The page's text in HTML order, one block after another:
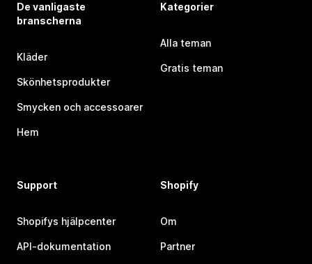
De vanligaste
branscherna
Kläder
Skönhetsprodukter
Smycken och accessoarer
Hem
Kategorier
Alla teman
Gratis teman
Support
Shopifys hjälpcenter
API-dokumentation
Shopify
Om
Partner